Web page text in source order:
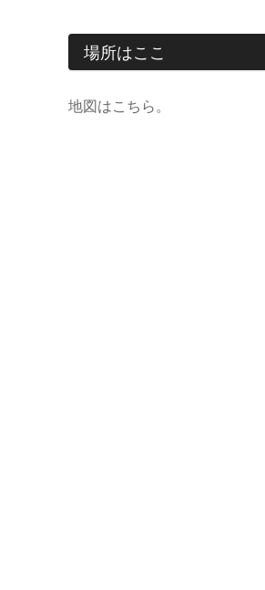
場所はここ
地図はこちら。